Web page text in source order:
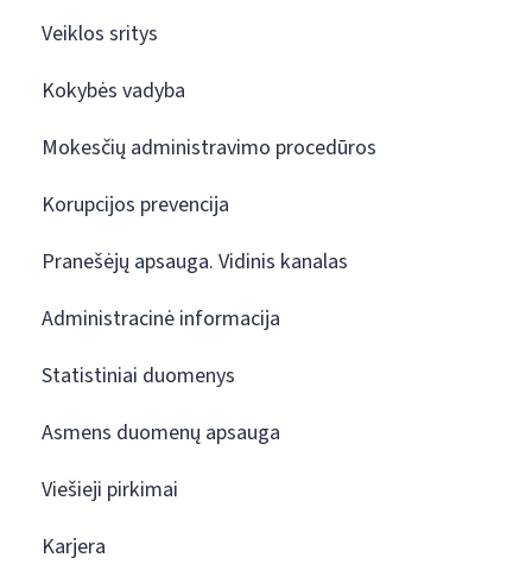
Veiklos sritys
Kokybės vadyba
Mokesčių administravimo procedūros
Korupcijos prevencija
Pranešėjų apsauga. Vidinis kanalas
Administracinė informacija
Statistiniai duomenys
Asmens duomenų apsauga
Viešieji pirkimai
Karjera